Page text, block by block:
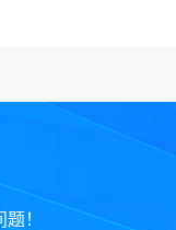
！